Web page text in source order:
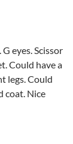
eyes. Scissor
Could have a
legs. Could
coat. Nice